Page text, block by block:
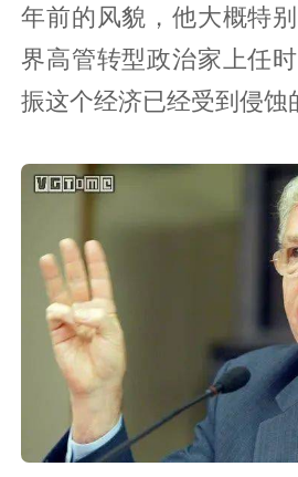
年前的风貌，他大概特
界高管转型政治家上任
振这个经济已经受到侵蚀